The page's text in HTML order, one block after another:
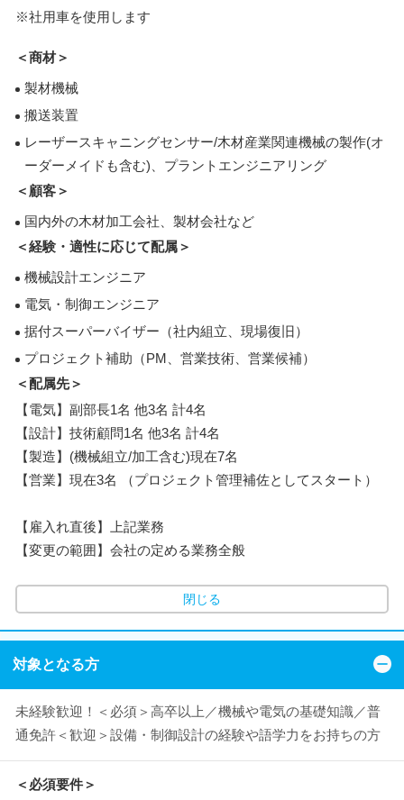
※社用車を使用します
＜商材＞
製材機械
搬送装置
レーザースキャニングセンサー/木材産業関連機械の製作(オ
ーダーメイドも含む)、プラントエンジニアリング
＜顧客＞
国内外の木材加工会社、製材会社など
＜経験・適性に応じて配属＞
機械設計エンジニア
電気・制御エンジニア
据付スーパーバイザー（社内組立、現場復旧）
プロジェクト補助（PM、営業技術、営業候補）
＜配属先＞
【電気】副部長1名 他3名 計4名
【設計】技術顧問1名 他3名 計4名
【製造】(機械組立/加工含む)現在7名
【営業】現在3名 （プロジェクト管理補佐としてスタート）
【雇入れ直後】上記業務
【変更の範囲】会社の定める業務全般
閉じる
対象となる方
未経験歓迎！＜必須＞高卒以上／機械や電気の基礎知識／普
通免許＜歓迎＞設備・制御設計の経験や語学力をお持ちの方
＜必須要件＞